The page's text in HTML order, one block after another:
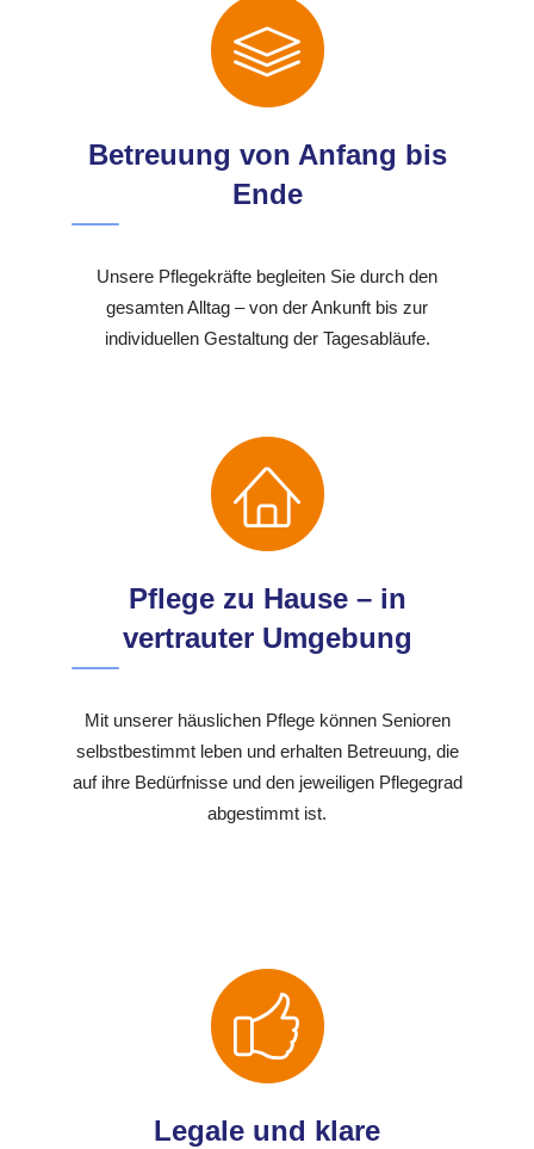
Betreuung von Anfang bis
Ende
Unsere Pflegekräfte begleiten Sie durch den
gesamten Alltag – von der Ankunft bis zur
individuellen Gestaltung der Tagesabläufe.
Pflege zu Hause – in
vertrauter Umgebung
Mit unserer häuslichen Pflege können Senioren
selbstbestimmt leben und erhalten Betreuung, die
auf ihre Bedürfnisse und den jeweiligen Pflegegrad
abgestimmt ist.
Legale und klare